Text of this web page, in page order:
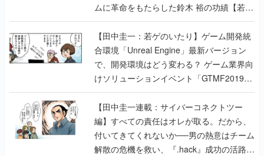
ムに革命をもたらした鈴木 裕の功績【若ゲ
のいたり】
【田中圭一：若ゲのいたり】ゲーム開発統
合環境「Unreal Engine」最新バージョン
で、開発環境はどう変わる？ ゲーム業界向
けソリューションイベント「GTMF2019」
に行って、より理解を深めよう【PR】
【田中圭一連載：サイバーコネクトツー
編】すべての責任はオレが取る。だから、
付いてきてくれないか──男の熱意はチーム
解散の危機を救い、『.hack』成功の活路を